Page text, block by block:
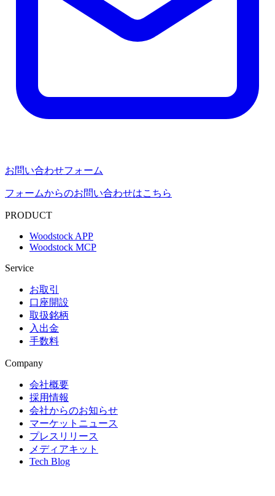
お問い合わせフォーム
フォームからのお問い合わせはこちら
PRODUCT
Woodstock APP
Woodstock MCP
Service
お取引
口座開設
取扱銘柄
入出金
手数料
Company
会社概要
採用情報
会社からのお知らせ
マーケットニュース
プレスリリース
メディアキット
Tech Blog